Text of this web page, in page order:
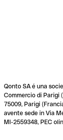
Qonto SA é una
Commercio di Parigi
75009, Parigi
avente sede in Via
MI-2559348, PEC